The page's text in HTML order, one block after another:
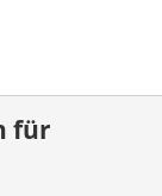
für